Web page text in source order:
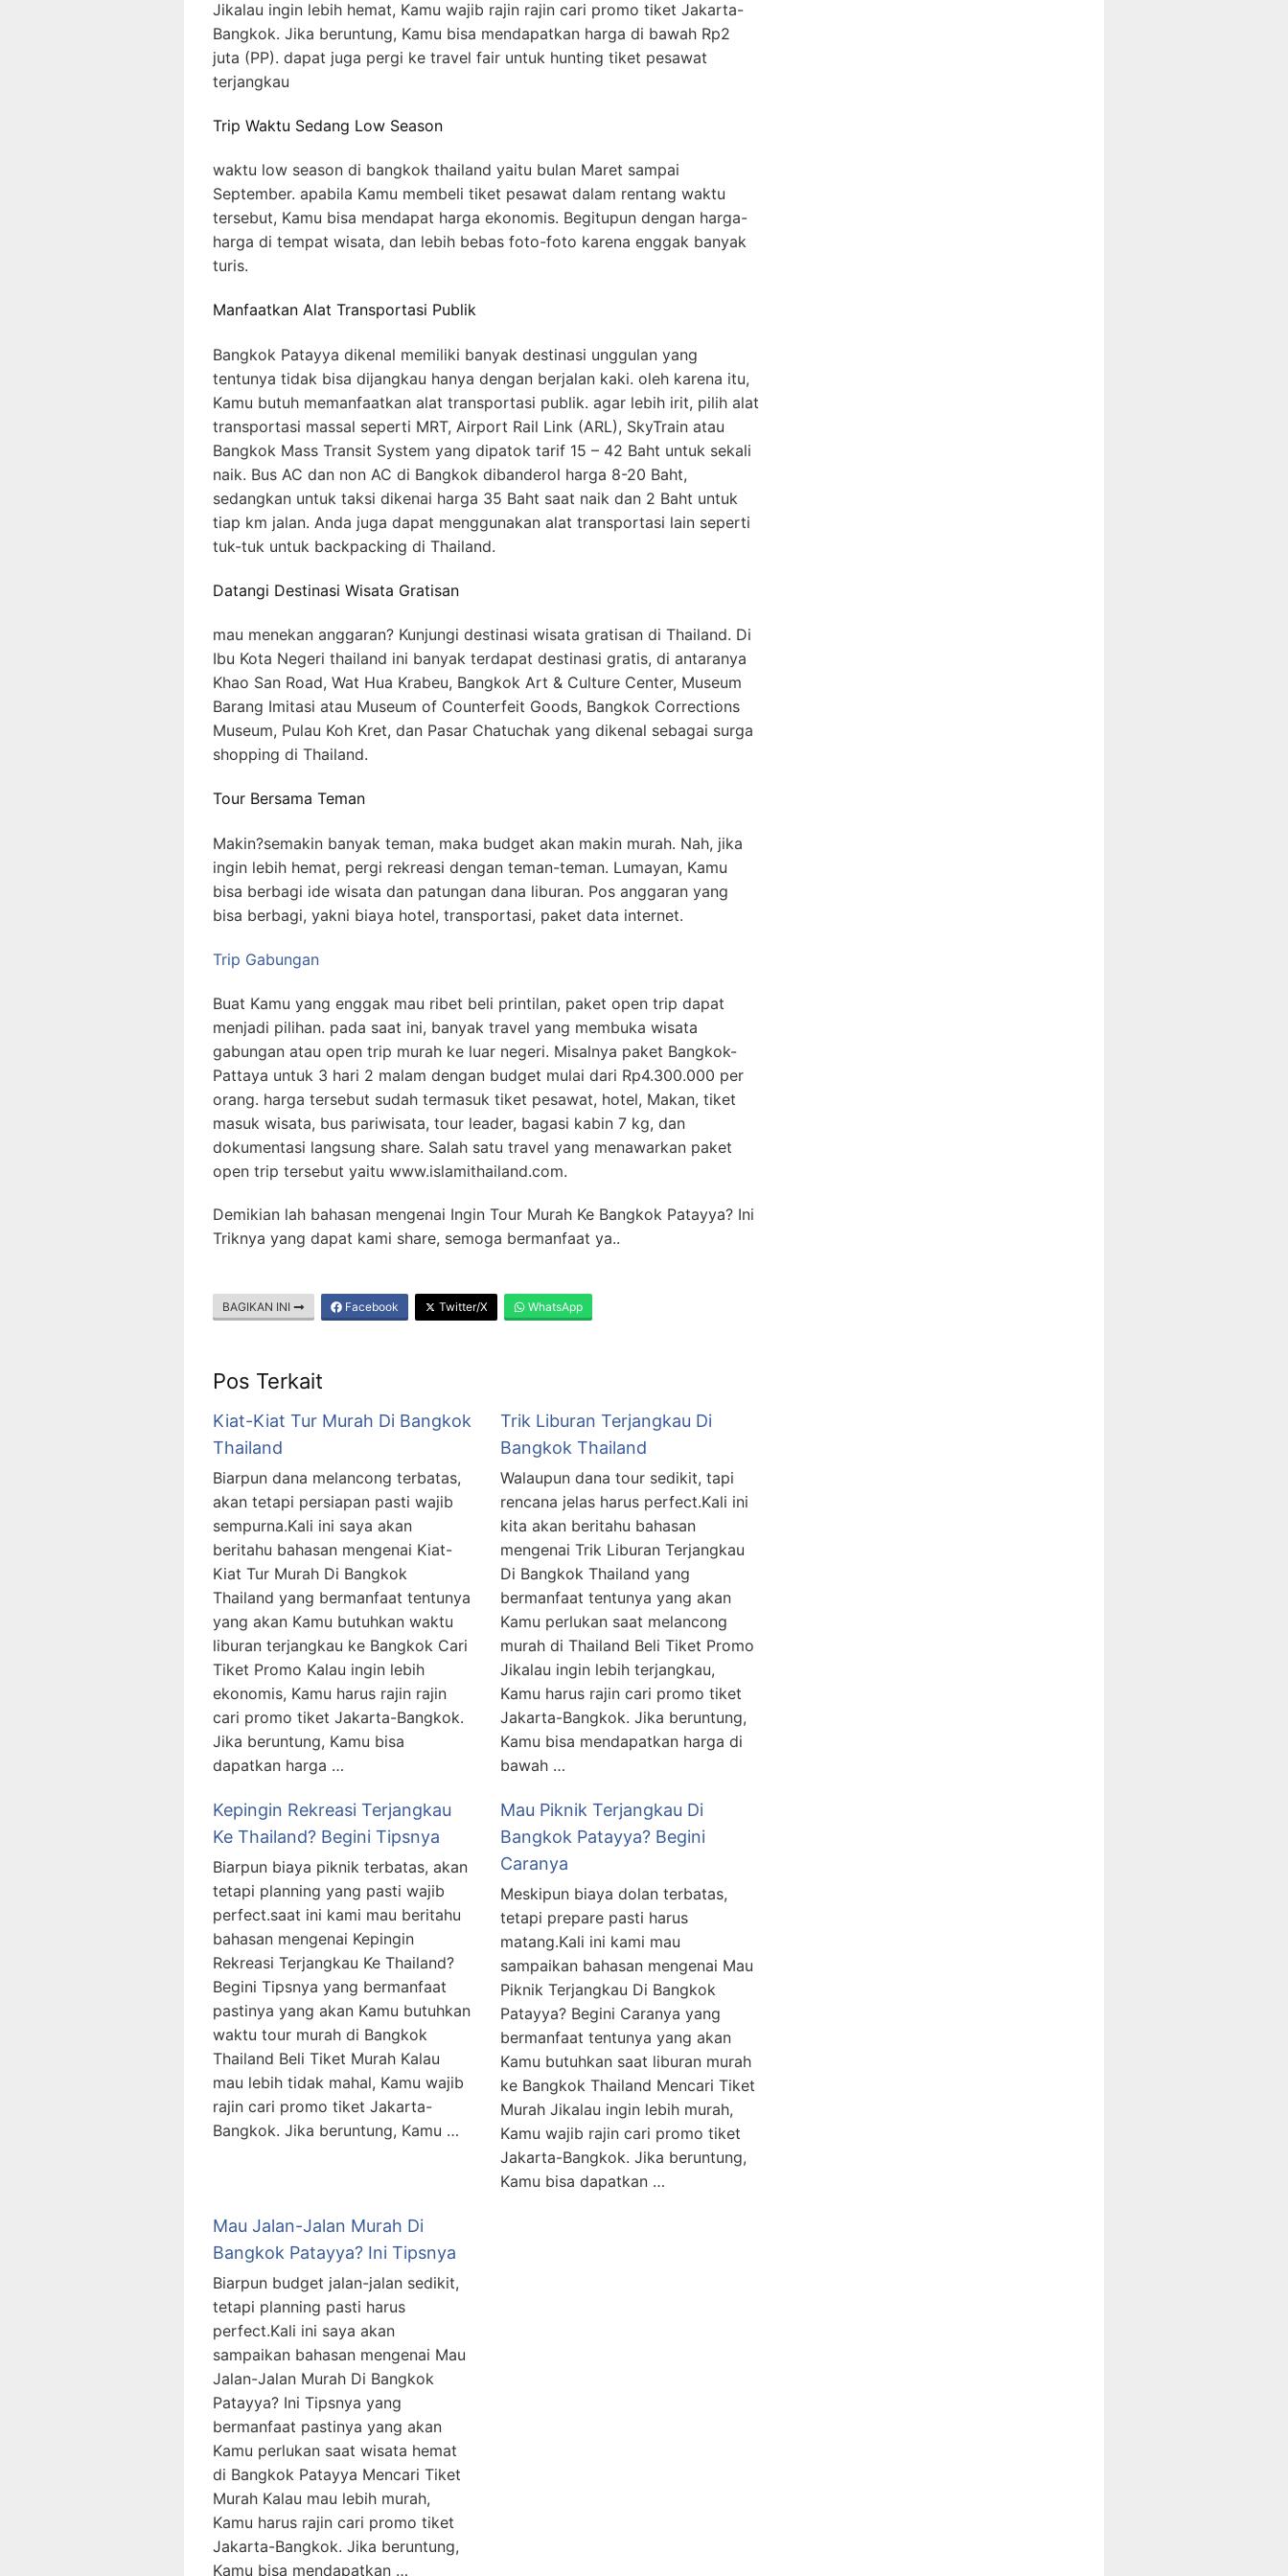
Jikalau ingin lebih hemat, Kamu wajib rajin rajin cari promo tiket Jakarta-
Bangkok. Jika beruntung, Kamu bisa mendapatkan harga di bawah Rp2
juta (PP). dapat juga pergi ke travel fair untuk hunting tiket pesawat
terjangkau
Trip Waktu Sedang Low Season
waktu low season di bangkok thailand yaitu bulan Maret sampai
September. apabila Kamu membeli tiket pesawat dalam rentang waktu
tersebut, Kamu bisa mendapat harga ekonomis. Begitupun dengan harga-
harga di tempat wisata, dan lebih bebas foto-foto karena enggak banyak
turis.
Manfaatkan Alat Transportasi Publik
Bangkok Patayya dikenal memiliki banyak destinasi unggulan yang
tentunya tidak bisa dijangkau hanya dengan berjalan kaki. oleh karena itu,
Kamu butuh memanfaatkan alat transportasi publik. agar lebih irit, pilih alat
transportasi massal seperti MRT, Airport Rail Link (ARL), SkyTrain atau
Bangkok Mass Transit System yang dipatok tarif 15 – 42 Baht untuk sekali
naik. Bus AC dan non AC di Bangkok dibanderol harga 8-20 Baht,
sedangkan untuk taksi dikenai harga 35 Baht saat naik dan 2 Baht untuk
tiap km jalan. Anda juga dapat menggunakan alat transportasi lain seperti
tuk-tuk untuk backpacking di Thailand.
Datangi Destinasi Wisata Gratisan
mau menekan anggaran? Kunjungi destinasi wisata gratisan di Thailand. Di
Ibu Kota Negeri thailand ini banyak terdapat destinasi gratis, di antaranya
Khao San Road, Wat Hua Krabeu, Bangkok Art & Culture Center, Museum
Barang Imitasi atau Museum of Counterfeit Goods, Bangkok Corrections
Museum, Pulau Koh Kret, dan Pasar Chatuchak yang dikenal sebagai surga
shopping di Thailand.
Tour Bersama Teman
Makin?semakin banyak teman, maka budget akan makin murah. Nah, jika
ingin lebih hemat, pergi rekreasi dengan teman-teman. Lumayan, Kamu
bisa berbagi ide wisata dan patungan dana liburan. Pos anggaran yang
bisa berbagi, yakni biaya hotel, transportasi, paket data internet.
Trip Gabungan
Buat Kamu yang enggak mau ribet beli printilan, paket open trip dapat
menjadi pilihan. pada saat ini, banyak travel yang membuka wisata
gabungan atau open trip murah ke luar negeri. Misalnya paket Bangkok-
Pattaya untuk 3 hari 2 malam dengan budget mulai dari Rp4.300.000 per
orang. harga tersebut sudah termasuk tiket pesawat, hotel, Makan, tiket
masuk wisata, bus pariwisata, tour leader, bagasi kabin 7 kg, dan
dokumentasi langsung share. Salah satu travel yang menawarkan paket
open trip tersebut yaitu www.islamithailand.com.
Demikian lah bahasan mengenai Ingin Tour Murah Ke Bangkok Patayya? Ini
Triknya yang dapat kami share, semoga bermanfaat ya..
BAGIKAN INI Facebook Twitter/X WhatsApp
Pos Terkait
Kiat-Kiat Tur Murah Di Bangkok
Thailand
Biarpun dana melancong terbatas,
akan tetapi persiapan pasti wajib
sempurna.Kali ini saya akan
beritahu bahasan mengenai Kiat-
Kiat Tur Murah Di Bangkok
Thailand yang bermanfaat tentunya
yang akan Kamu butuhkan waktu
liburan terjangkau ke Bangkok Cari
Tiket Promo Kalau ingin lebih
ekonomis, Kamu harus rajin rajin
cari promo tiket Jakarta-Bangkok.
Jika beruntung, Kamu bisa
dapatkan harga …
Trik Liburan Terjangkau Di
Bangkok Thailand
Walaupun dana tour sedikit, tapi
rencana jelas harus perfect.Kali ini
kita akan beritahu bahasan
mengenai Trik Liburan Terjangkau
Di Bangkok Thailand yang
bermanfaat tentunya yang akan
Kamu perlukan saat melancong
murah di Thailand Beli Tiket Promo
Jikalau ingin lebih terjangkau,
Kamu harus rajin cari promo tiket
Jakarta-Bangkok. Jika beruntung,
Kamu bisa mendapatkan harga di
bawah …
Kepingin Rekreasi Terjangkau
Ke Thailand? Begini Tipsnya
Biarpun biaya piknik terbatas, akan
tetapi planning yang pasti wajib
perfect.saat ini kami mau beritahu
bahasan mengenai Kepingin
Rekreasi Terjangkau Ke Thailand?
Begini Tipsnya yang bermanfaat
pastinya yang akan Kamu butuhkan
waktu tour murah di Bangkok
Thailand Beli Tiket Murah Kalau
mau lebih tidak mahal, Kamu wajib
rajin cari promo tiket Jakarta-
Bangkok. Jika beruntung, Kamu …
Mau Piknik Terjangkau Di
Bangkok Patayya? Begini
Caranya
Meskipun biaya dolan terbatas,
tetapi prepare pasti harus
matang.Kali ini kami mau
sampaikan bahasan mengenai Mau
Piknik Terjangkau Di Bangkok
Patayya? Begini Caranya yang
bermanfaat tentunya yang akan
Kamu butuhkan saat liburan murah
ke Bangkok Thailand Mencari Tiket
Murah Jikalau ingin lebih murah,
Kamu wajib rajin cari promo tiket
Jakarta-Bangkok. Jika beruntung,
Kamu bisa dapatkan …
Mau Jalan-Jalan Murah Di
Bangkok Patayya? Ini Tipsnya
Biarpun budget jalan-jalan sedikit,
tetapi planning pasti harus
perfect.Kali ini saya akan
sampaikan bahasan mengenai Mau
Jalan-Jalan Murah Di Bangkok
Patayya? Ini Tipsnya yang
bermanfaat pastinya yang akan
Kamu perlukan saat wisata hemat
di Bangkok Patayya Mencari Tiket
Murah Kalau mau lebih murah,
Kamu harus rajin cari promo tiket
Jakarta-Bangkok. Jika beruntung,
Kamu bisa mendapatkan …